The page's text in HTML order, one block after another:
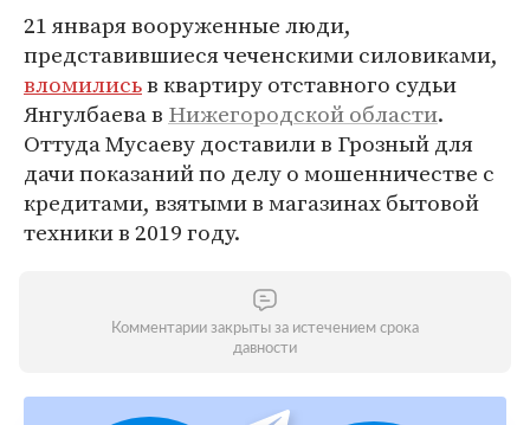
21 января вооруженные люди,
представившиеся чеченскими силовиками,
вломилисьв квартиру отставного судьи
Янгулбаева в Нижегородской области.
Оттуда Мусаеву доставили в Грозный для
дачи показаний по делу о мошенничестве с
кредитами, взятыми в магазинах бытовой
техники в 2019 году.
Комментарии закрыты за истечением срока
давности